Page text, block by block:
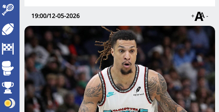
19:00/12-05-2026 + -